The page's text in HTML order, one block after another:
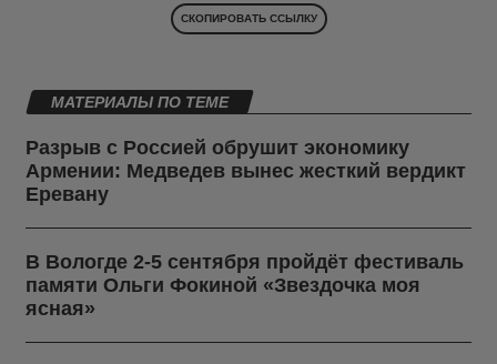
СКОПИРОВАТЬ ССЫЛКУ
МАТЕРИАЛЫ ПО ТЕМЕ
Разрыв с Россией обрушит экономику
Армении: Медведев вынес жесткий вердикт
Еревану
В Вологде 2-5 сентября пройдёт фестиваль
памяти Ольги Фокиной «Звездочка моя
ясная»